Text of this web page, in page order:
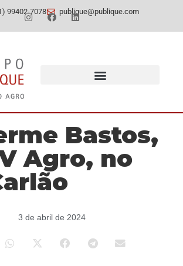
99402-7078 publique@publique.com
Bastos,
Agro, no
3 de abril de 2024